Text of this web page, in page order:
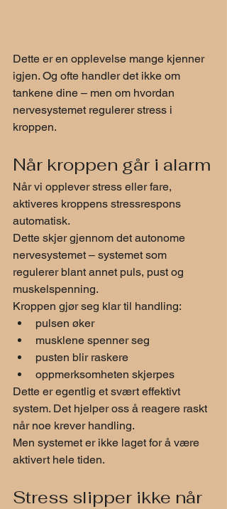
Dette er en opplevelse mange kjenner
igjen. Og ofte handler det ikke om
tankene dine – men om hvordan
nervesystemet regulerer stress i
kroppen.
Når kroppen går i alarm
Når vi opplever stress eller fare,
aktiveres kroppens stressrespons
automatisk.
Dette skjer gjennom det autonome
nervesystemet – systemet som
regulerer blant annet puls, pust og
muskelspenning.
Kroppen gjør seg klar til handling:
pulsen øker
musklene spenner seg
pusten blir raskere
oppmerksomheten skjerpes
Dette er egentlig et svært effektivt
system. Det hjelper oss å reagere raskt
når noe krever handling.
Men systemet er ikke laget for å være
aktivert hele tiden.
Stress slipper ikke når